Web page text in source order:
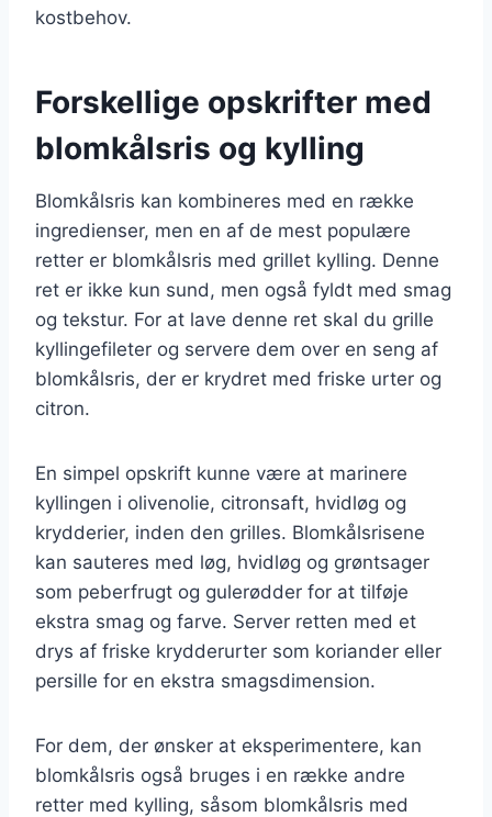
kostbehov.
Forskellige opskrifter med
blomkålsris og kylling
Blomkålsris kan kombineres med en række
ingredienser, men en af de mest populære
retter er blomkålsris med grillet kylling. Denne
ret er ikke kun sund, men også fyldt med smag
og tekstur. For at lave denne ret skal du grille
kyllingefileter og servere dem over en seng af
blomkålsris, der er krydret med friske urter og
citron.
En simpel opskrift kunne være at marinere
kyllingen i olivenolie, citronsaft, hvidløg og
krydderier, inden den grilles. Blomkålsrisene
kan sauteres med løg, hvidløg og grøntsager
som peberfrugt og gulerødder for at tilføje
ekstra smag og farve. Server retten med et
drys af friske krydderurter som koriander eller
persille for en ekstra smagsdimension.
For dem, der ønsker at eksperimentere, kan
blomkålsris også bruges i en række andre
retter med kylling, såsom blomkålsris med